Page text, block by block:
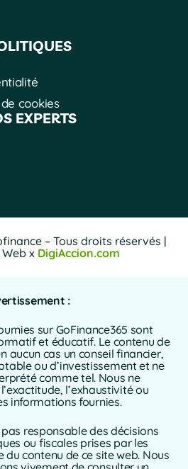
cookies
EXPERTS
– Tous droits réservés |
x DigiAccion.com
:
sur GoFinance365 sont
et éducatif. Le contenu de
aucun cas un conseil financier,
ou d’investissement et ne
comme tel. Nous ne
l’exhaustivité ou
informations fournies.
pas responsable des décisions
ou fiscales prises par les
contenu de ce site web. Nous